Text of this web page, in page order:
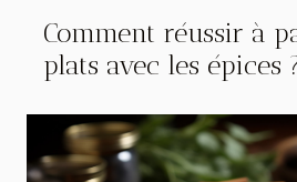
Comment réussir à
plats avec les épices